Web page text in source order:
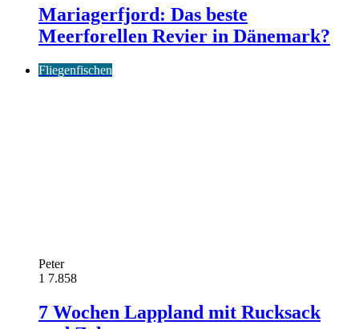
Mariagerfjord: Das beste
Meerforellen Revier in Dänemark?
Fliegenfischen
Peter
1 7.858
7 Wochen Lappland mit Rucksack